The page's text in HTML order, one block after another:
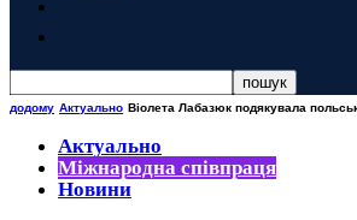
додому Актуально Віолета Лабазюк подякувала
Актуально
Міжнародна співпраця
Новини